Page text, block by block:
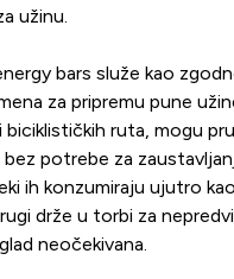
užinu.
bars služe kao
za pripremu pune
biciklističkih ruta, mogu
potrebe za
ih konzumiraju ujutro
drže u torbi za
neočekivana.